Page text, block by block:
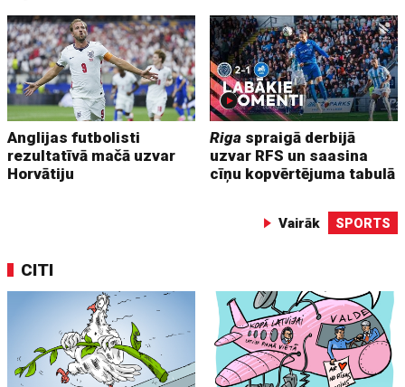
Anglijas futbolisti
rezultatīvā mačā uzvar
Horvātiju
Riga spraigā derbijā
uzvar RFS un saasina
cīņu kopvērtējuma tabulā
Vairāk SPORTS
CITI